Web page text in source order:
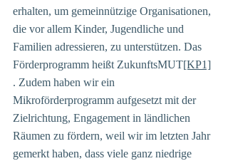
erhalten, um gemeinnützige Organisationen,
die vor allem Kinder, Jugendliche und
Familien adressieren, zu unterstützen. Das
Förderprogramm heißt ZukunftsMUT[KP1]
. Zudem haben wir ein
Mikroförderprogramm aufgesetzt mit der
Zielrichtung, Engagement in ländlichen
Räumen zu fördern, weil wir im letzten Jahr
gemerkt haben, dass viele ganz niedrige